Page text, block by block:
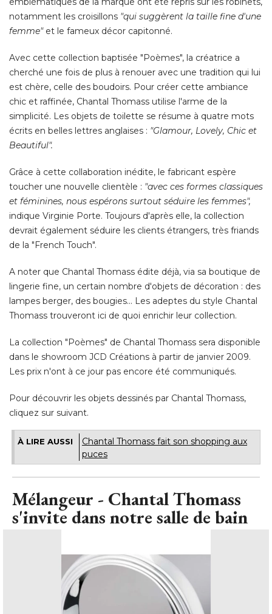
notamment les croisillons "qui suggèrent la taille fine d'une
femme" et le fameux décor capitonné.
Avec cette collection baptisée "Poèmes", la créatrice a
cherché une fois de plus à renouer avec une tradition qui lui
est chère, celle des boudoirs. Pour créer cette ambiance
chic et raffinée, Chantal Thomass utilise l'arme de la
simplicité. Les objets de toilette se résume à quatre mots
écrits en belles lettres anglaises : "Glamour, Lovely, Chic et
Beautiful".
Grâce à cette collaboration inédite, le fabricant espère
toucher une nouvelle clientèle : "avec ces formes classiques
et féminines, nous espérons surtout séduire les femmes",
indique Virginie Porte. Toujours d'après elle, la collection
devrait également séduire les clients étrangers, très friands
de la "French Touch".
A noter que Chantal Thomass édite déjà, via sa boutique de
lingerie fine, un certain nombre d'objets de décoration : des
lampes berger, des bougies... Les adeptes du style Chantal
Thomass trouveront ici de quoi enrichir leur collection.
La collection "Poèmes" de Chantal Thomass sera disponible
dans le showroom JCD Créations à partir de janvier 2009.
Les prix n'ont à ce jour pas encore été communiqués.
Pour découvrir les objets dessinés par Chantal Thomass,
cliquez sur suivant.
À LIRE AUSSI
Chantal Thomass fait son shopping aux
puces
Mélangeur - Chantal Thomass
s'invite dans notre salle de bain